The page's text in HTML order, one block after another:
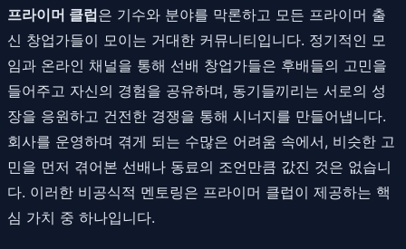
프라이머 클럽은 기수와 분야를 막론하고 모든 프라이머 출
신 창업가들이 모이는 거대한 커뮤니티입니다. 정기적인 모
임과 온라인 채널을 통해 선배 창업가들은 후배들의 고민을
들어주고 자신의 경험을 공유하며, 동기들끼리는 서로의 성
장을 응원하고 건전한 경쟁을 통해 시너지를 만들어냅니다.
회사를 운영하며 겪게 되는 수많은 어려움 속에서, 비슷한 고
민을 먼저 겪어본 선배나 동료의 조언만큼 값진 것은 없습니
다. 이러한 비공식적 멘토링은 프라이머 클럽이 제공하는 핵
심 가치 중 하나입니다.